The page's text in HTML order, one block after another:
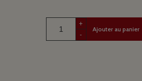
+
-
Ajouter au panier